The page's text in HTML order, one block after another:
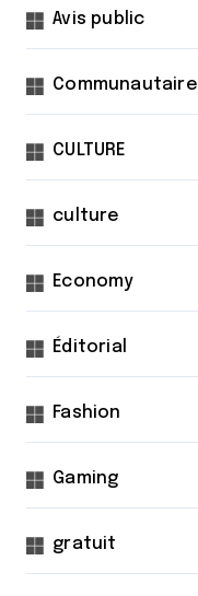
Avis public
Communautaire
CULTURE
culture
Economy
Éditorial
Fashion
Gaming
gratuit